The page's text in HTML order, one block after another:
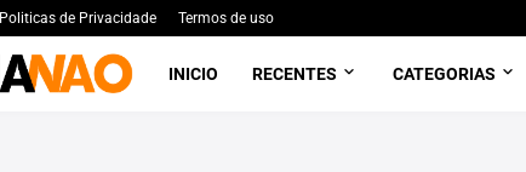
Politicas de Privacidade Termos de uso
INICIO RECENTES CATEGORIAS